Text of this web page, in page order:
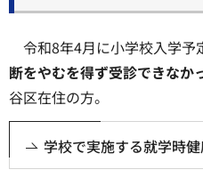
令和8年4月に小学校入学予
断をやむを得ず受診できなか
谷区在住の方。
学校で実施する就学時